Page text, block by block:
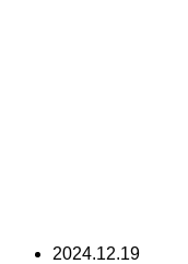
2024.12.19